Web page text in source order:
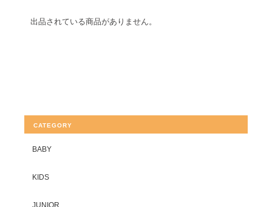
出品されている商品がありません。
CATEGORY
BABY
KIDS
JUNIOR